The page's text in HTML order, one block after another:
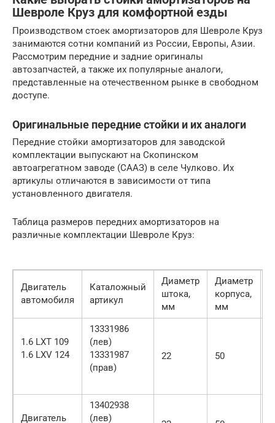
Шевроле Круз для комфортной езды
Производством стоек амортизаторов для Шевроле Круз
занимаются сотни компаний из России, Европы, Азии.
Рассмотрим передние и задние оригиналы
автозапчастей, а также их популярные аналоги,
представленные на отечественном рынке в свободном
доступе.
Оригинальные передние стойки и их аналоги
Передние стойки амортизаторов для заводской
комплектации выпускают на Скопинском
автоагрегатном заводе (СААЗ) в селе Чулково. Их
артикулы отличаются в зависимости от типа
установленного двигателя.
Таблица размеров передних амортизаторов на
различные комплектации Шевроле Круз:
Двигатель
автомобиля
Каталожный
артикул
Диаметр
штока,
мм
Диаметр
корпуса,
мм
1.6 LXT 109
1.6 LXV 124
13331986
(лев)
13331987
(прав)
22 50
Двигатель
13402938
(лев)